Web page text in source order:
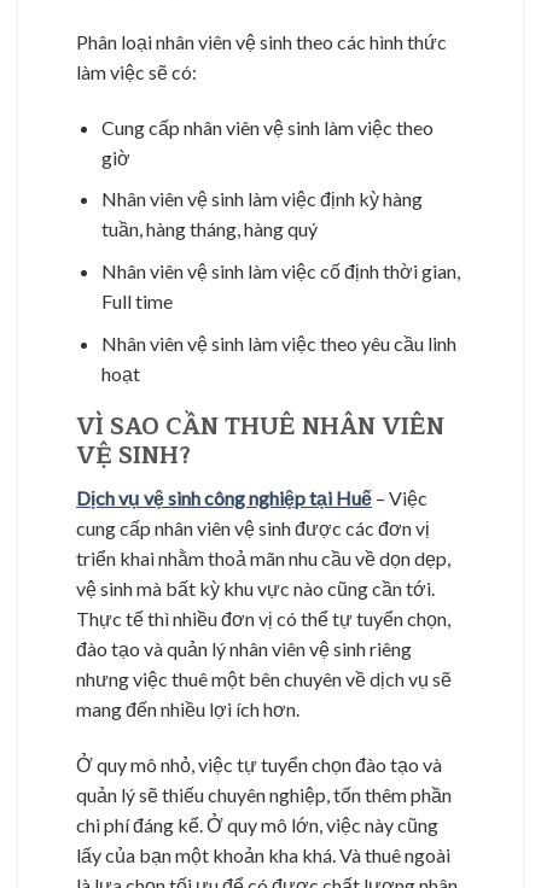
Phân loại nhân viên vệ sinh theo các hình thức
làm việc sẽ có:
Cung cấp nhân viên vệ sinh làm việc theo
giờ
Nhân viên vệ sinh làm việc định kỳ hàng
tuần, hàng tháng, hàng quý
Nhân viên vệ sinh làm việc cố định thời gian,
Full time
Nhân viên vệ sinh làm việc theo yêu cầu linh
hoạt
VÌ SAO CẦN THUÊ NHÂN VIÊN
VỆ SINH?
Dịch vụ vệ sinh công nghiệp tại Huế – Việc
cung cấp nhân viên vệ sinh được các đơn vị
triển khai nhằm thoả mãn nhu cầu về dọn dẹp,
vệ sinh mà bất kỳ khu vực nào cũng cần tới.
Thực tế thì nhiều đơn vị có thể tự tuyển chọn,
đào tạo và quản lý nhân viên vệ sinh riêng
nhưng việc thuê một bên chuyên về dịch vụ sẽ
mang đến nhiều lợi ích hơn.
Ở quy mô nhỏ, việc tự tuyển chọn đào tạo và
quản lý sẽ thiếu chuyên nghiệp, tốn thêm phần
chi phí đáng kể. Ở quy mô lớn, việc này cũng
lấy của bạn một khoản kha khá. Và thuê ngoài